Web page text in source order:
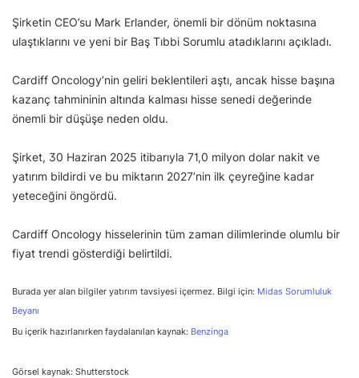
Şirketin CEO’su Mark Erlander, önemli bir dönüm noktasına
ulaştıklarını ve yeni bir Baş Tıbbi Sorumlu atadıklarını açıkladı.
Cardiff Oncology’nin geliri beklentileri aştı, ancak hisse başına
kazanç tahmininin altında kalması hisse senedi değerinde
önemli bir düşüşe neden oldu.
Şirket, 30 Haziran 2025 itibarıyla 71,0 milyon dolar nakit ve
yatırım bildirdi ve bu miktarın 2027’nin ilk çeyreğine kadar
yeteceğini öngördü.
Cardiff Oncology hisselerinin tüm zaman dilimlerinde olumlu bir
fiyat trendi gösterdiği belirtildi.
Burada yer alan bilgiler yatırım tavsiyesi içermez. Bilgi için: Midas Sorumluluk
Beyanı
Bu içerik hazırlanırken faydalanılan kaynak: Benzinga
Görsel kaynak: Shutterstock